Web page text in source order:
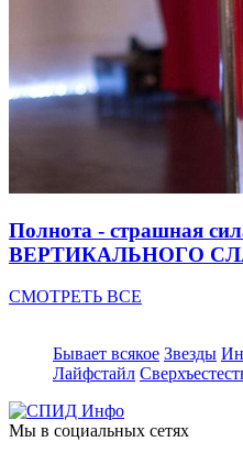
Полнота - страшная
ВЕРТИКАЛЬНОГО
СМОТРЕТЬ ВСЕ
Бывает всякое Звезды
Лайфстайл
Мы в социальных сетях